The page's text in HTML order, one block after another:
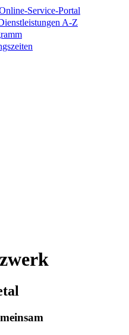
Service-Portal
A-Z